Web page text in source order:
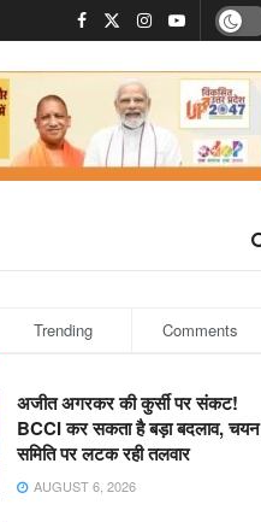
Trending Comments
अजीत अगरकर की कुर्सी पर संकट!
BCCI कर सकता है बड़ा बदलाव, चयन
समिति पर लटक रही तलवार
AUGUST 6, 2026